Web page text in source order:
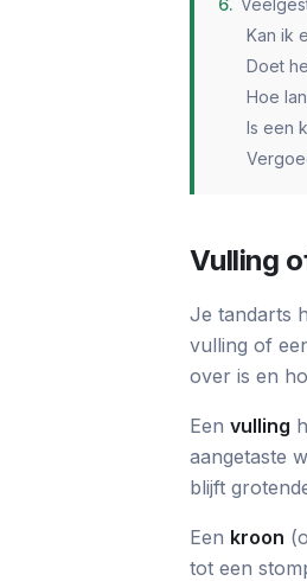
6.
Kan ik
Doet
Hoe
Is een
Vulling
Je tandarts
vulling of
over is en
Een vulling
aangetaste
blijft
Een kroon
tot een